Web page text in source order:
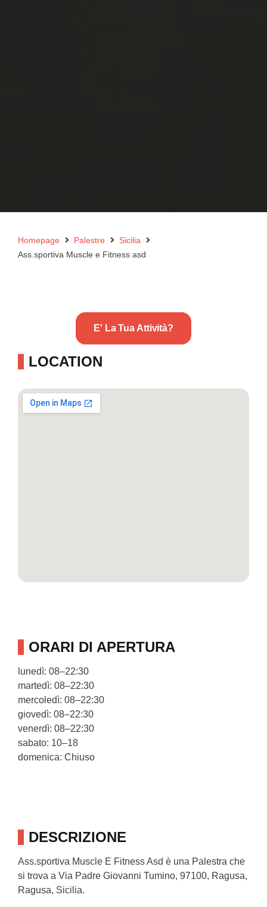
Homepage Palestre
Sicilia
Ass.sportiva Muscle e Fitness asd
DESCRIZIONE
Ass.sportiva Muscle E Fitness Asd è una Palestra che
si trova a Via Padre Giovanni Tumino, 97100, Ragusa,
Ragusa, Sicilia.
E' La Tua Attività?
LOCATION
ORARI DI APERTURA
lunedì: 08–22:30
martedì: 08–22:30
mercoledì: 08–22:30
giovedì: 08–22:30
venerdì: 08–22:30
sabato: 10–18
domenica: Chiuso